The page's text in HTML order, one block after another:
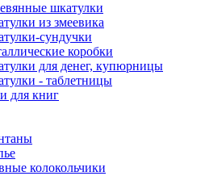
шкатулки
из змеевика
сундучки
коробки
для денег, купюрницы
- таблетницы
для книг
колокольчики